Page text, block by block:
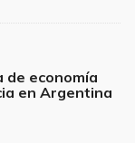
de economía
en Argentina